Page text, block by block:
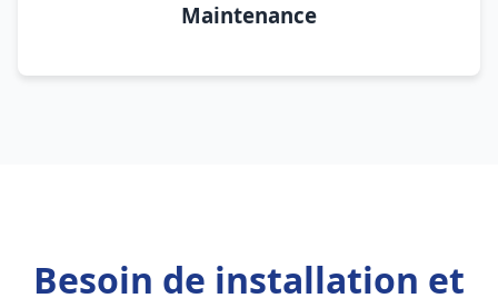
Maintenance
Besoin de installation et